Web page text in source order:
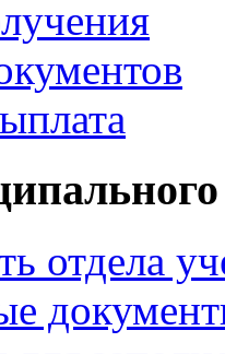
отдела